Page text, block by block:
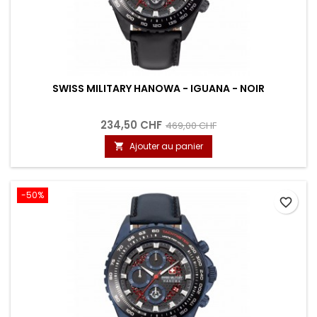
SWISS MILITARY HANOWA - IGUANA - NOIR
234,50 CHF 469,00 CHF
 Ajouter au panier
-50%
favorite_border